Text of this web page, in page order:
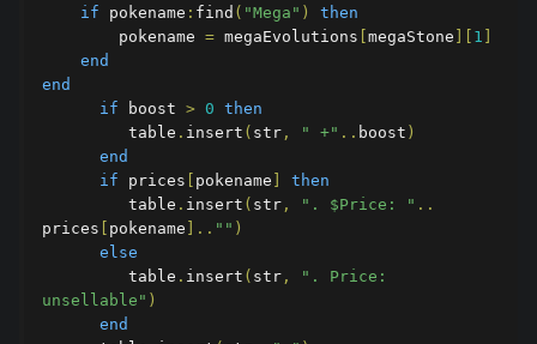
if pokename : find ( "Mega" )
then
        pokename
= megaEvolutions megaStone 1
end
end
if boost > 0 then
         table
. insert ( str , " +" .. boost )
end
if prices pokename
then
         table
. insert ( str , ". $Price: " ..
prices
pokename ].. "" )
else
         table
. insert ( str ,
". Price:
unsellable" )
end